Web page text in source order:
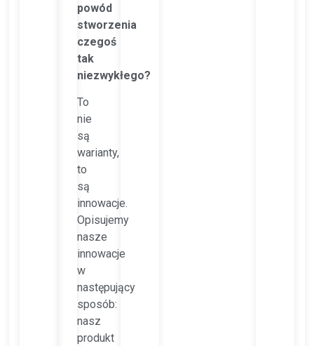
powód
stworzenia
czegoś
tak
niezwykłego?
To
nie
są
warianty,
to
są
innowacje.
Opisujemy
nasze
innowacje
w
następujący
sposób:
nasz
produkt